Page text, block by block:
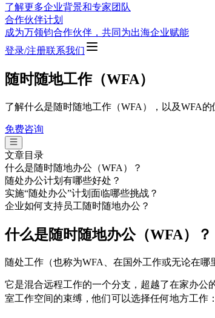
了解更多企业背景和专家团队
合作伙伴计划
成为万领钧合作伙伴，共同为出海企业赋能
登录/注册联系我们
随时随地工作（WFA）
了解什么是随时随地工作（WFA），以及WFA的
免费咨询
文章目录
什么是随时随地办公（WFA）？
随处办公计划有哪些好处？
实施“随处办公”计划面临哪些挑战？
企业如何支持员工随时随地办公？
什么是随时随地办公（WFA）？
随处工作（也称为WFA、在国外工作或无论在
它是混合远程工作的一个分支，超越了在家办公
室工作空间的束缚，他们可以选择任何地方工